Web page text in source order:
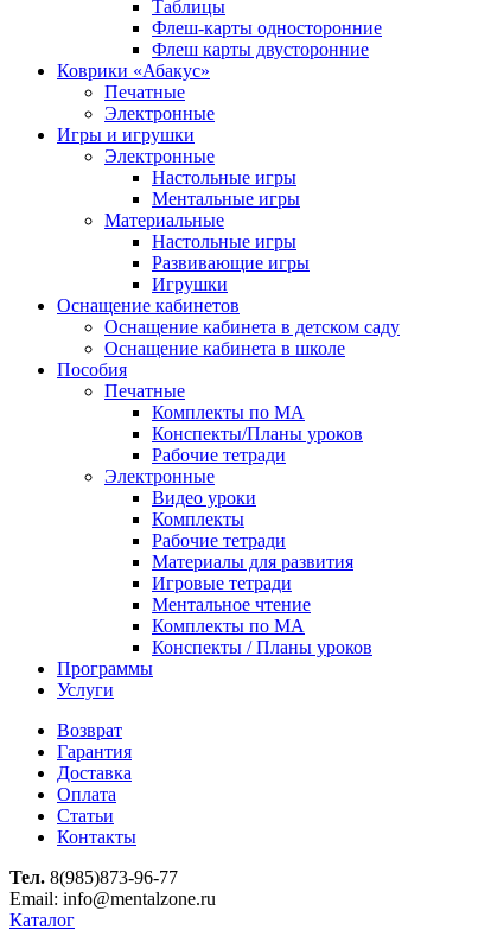
Таблицы
Флеш-карты односторонние
Флеш карты двусторонние
Коврики «Абакус»
Печатные
Электронные
Игры и игрушки
Электронные
Настольные игры
Ментальные игры
Материальные
Настольные игры
Развивающие игры
Игрушки
Оснащение кабинетов
Оснащение кабинета в детском саду
Оснащение кабинета в школе
Пособия
Печатные
Комплекты по МА
Конспекты/Планы уроков
Рабочие тетради
Электронные
Видео уроки
Комплекты
Рабочие тетради
Материалы для развития
Игровые тетради
Ментальное чтение
Комплекты по МА
Конспекты / Планы уроков
Программы
Услуги
Возврат
Гарантия
Доставка
Оплата
Статьи
Контакты
Тел. 8(985)873-96-77
Email: info@mentalzone.ru
Каталог